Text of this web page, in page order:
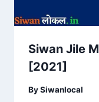
Siwan Jile
[2021]
BySiwanlocal